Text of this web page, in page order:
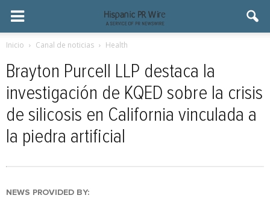
Inicio Canal de noticias Health
Brayton Purcell LLP destaca la
investigación de KQED sobre la crisis
de silicosis en California vinculada a
la piedra artificial
NEWS PROVIDED BY: